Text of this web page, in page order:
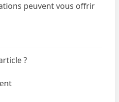
peuvent vous offrir
?